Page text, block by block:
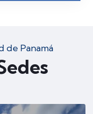
de Panamá